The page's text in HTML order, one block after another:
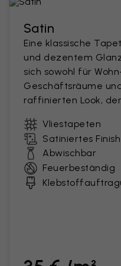
Satin
Eine klassische
und dezentem
sich sowohl für
Geschäftsräume
raffinierten Look,
Vliestapeten
Satiniertes Finish
Abwischbar
Feuerbeständig